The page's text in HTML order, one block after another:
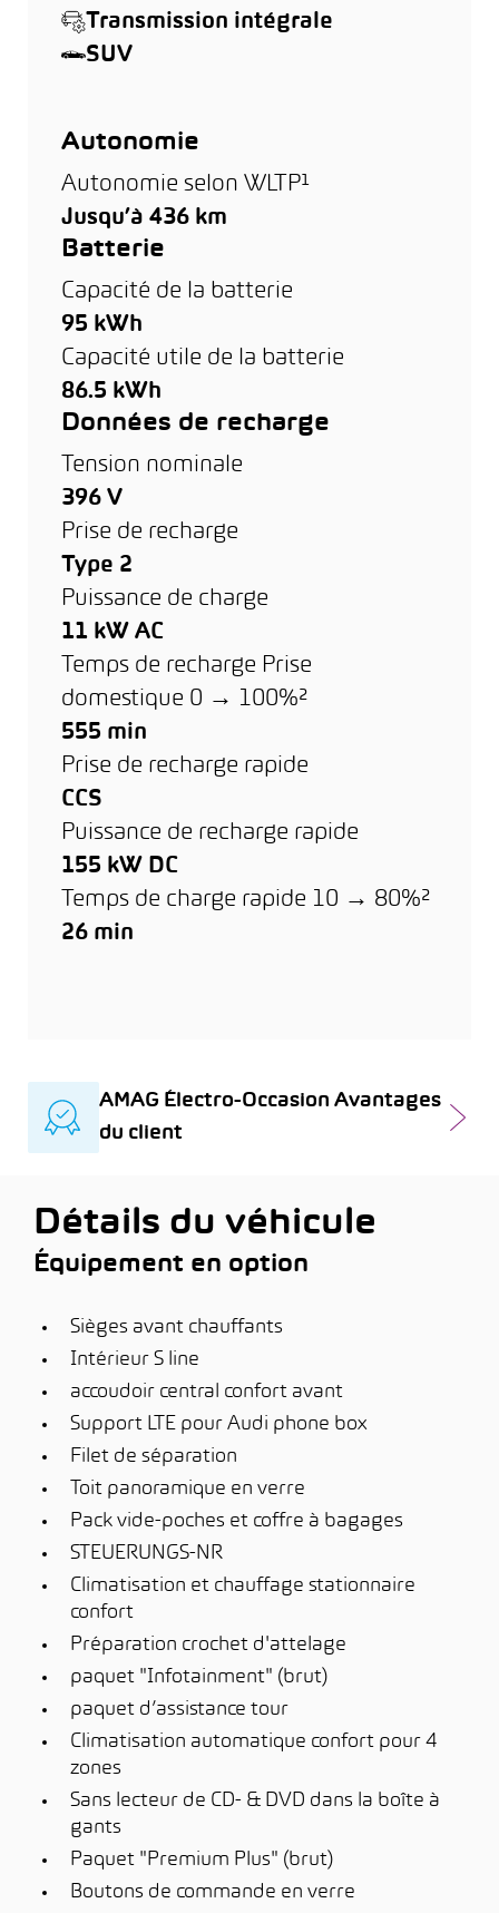
Transmission intégrale
SUV
Autonomie
Autonomie selon WLTP¹
Jusqu’à 436 km
Batterie
Capacité de la batterie
95 kWh
Capacité utile de la batterie
86.5 kWh
Données de recharge
Tension nominale
396 V
Prise de recharge
Type 2
Puissance de charge
11 kW AC
Temps de recharge Prise
domestique 0 → 100%²
555 min
Prise de recharge rapide
CCS
Puissance de recharge rapide
155 kW DC
Temps de charge rapide 10 → 80%²
26 min
AMAG Électro-Occasion Avantages
du client
Détails du véhicule
Équipement en option
Sièges avant chauffants
Intérieur S line
accoudoir central confort avant
Support LTE pour Audi phone box
Filet de séparation
Toit panoramique en verre
Pack vide-poches et coffre à bagages
STEUERUNGS-NR
Climatisation et chauffage stationnaire
confort
Préparation crochet d'attelage
paquet "Infotainment" (brut)
paquet d’assistance tour
Climatisation automatique confort pour 4
zones
Sans lecteur de CD- & DVD dans la boîte à
gants
Paquet "Premium Plus" (brut)
Boutons de commande en verre